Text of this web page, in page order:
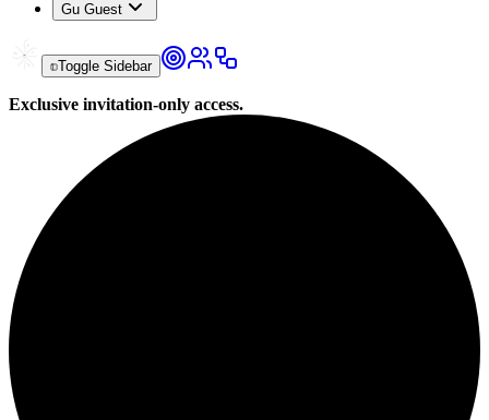
Gu Guest
Toggle Sidebar
Exclusive invitation-only access.